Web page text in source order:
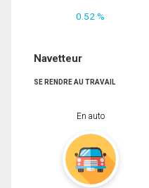
0.52 %
Navetteur
SE RENDRE AU TRAVAIL
En auto